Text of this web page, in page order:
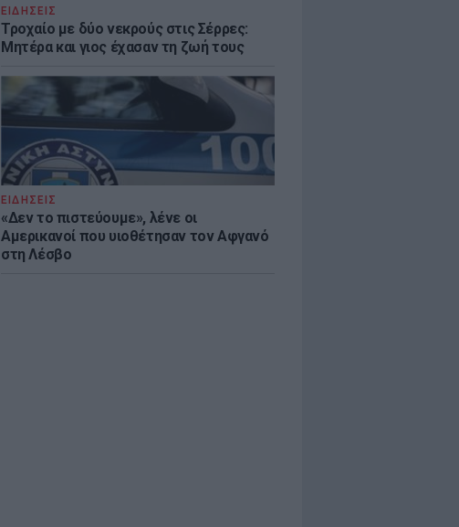
ΕΙΔΗΣΕΙΣ
Τροχαίο με δύο νεκρούς στις Σέρρες:
Μητέρα και γιος έχασαν τη ζωή τους
ΕΙΔΗΣΕΙΣ
«Δεν το πιστεύουμε», λένε οι
Αμερικανοί που υιοθέτησαν τον Αφγανό
στη Λέσβο